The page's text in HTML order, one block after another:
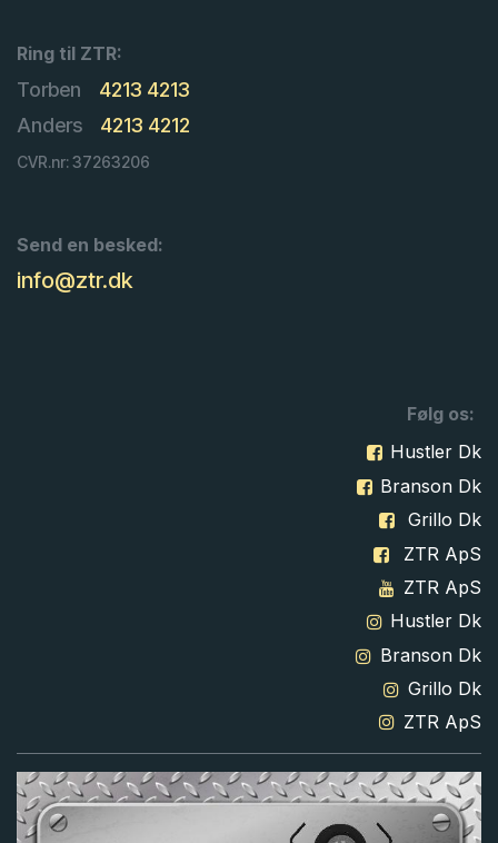
Ring til ZTR:
Torben
4213 4213
Anders
4213 4212
CVR.nr: 37263206
Send en besked:
info@ztr.dk
Følg os:
Hustler Dk
Branson Dk
Grillo Dk
ZTR ApS
ZTR ApS
Hustler Dk
Branson Dk
Grillo Dk
ZTR ApS